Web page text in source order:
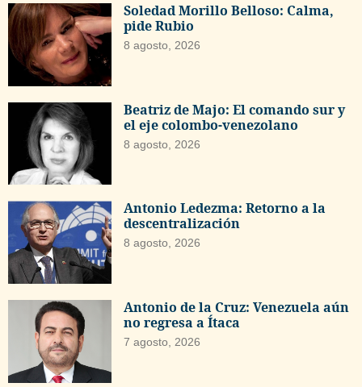
Soledad Morillo Belloso: Calma,
pide Rubio
8 agosto, 2026
Beatriz de Majo: El comando sur y
el eje colombo-venezolano
8 agosto, 2026
Antonio Ledezma: Retorno a la
descentralización
8 agosto, 2026
Antonio de la Cruz: Venezuela aún
no regresa a Ítaca
7 agosto, 2026